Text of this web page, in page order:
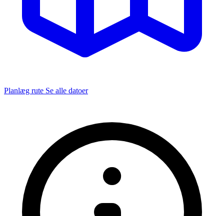
Planlæg rute Se alle datoer